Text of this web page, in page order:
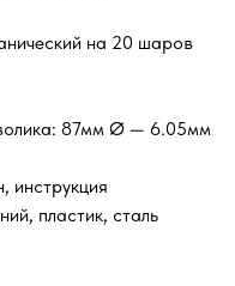
на 20 шаров
87мм Ø — 6.05мм
инструкция
пластик, сталь